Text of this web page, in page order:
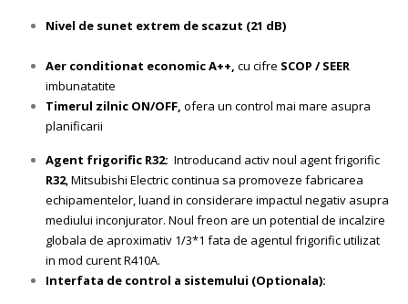
Nivel de sunet extrem de scazut (21 dB)
Aer conditionat economic A++, cu cifre SCOP / SEER
imbunatatite
Timerul zilnic ON/OFF, ofera un control mai mare asupra
planificarii
Agent frigorific R32: Introducand activ noul agent frigorific
R32, Mitsubishi Electric continua sa promoveze fabricarea
echipamentelor, luand in considerare impactul negativ asupra
mediului inconjurator. Noul freon are un potential de incalzire
globala de aproximativ 1/3*1 fata de agentul frigorific utilizat
in mod curent R410A.
Interfata de control a sistemului (Optionala):